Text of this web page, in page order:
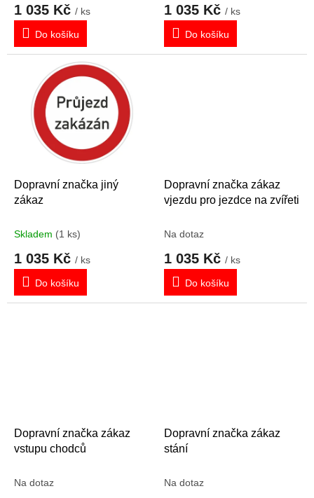
1 035 Kč / ks
Do košíku
1 035 Kč / ks
Do košíku
Dopravní značka jiný
zákaz
Skladem (1 ks)
1 035 Kč / ks
Do košíku
Dopravní značka zákaz
vjezdu pro jezdce na zvířeti
Na dotaz
1 035 Kč / ks
Do košíku
Dopravní značka zákaz
vstupu chodců
Na dotaz
Dopravní značka zákaz
stání
Na dotaz